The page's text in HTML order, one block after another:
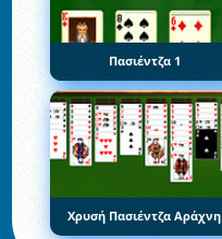
Πασιέντζα 1
Χρυσή Πασιέντζα Αράχνη